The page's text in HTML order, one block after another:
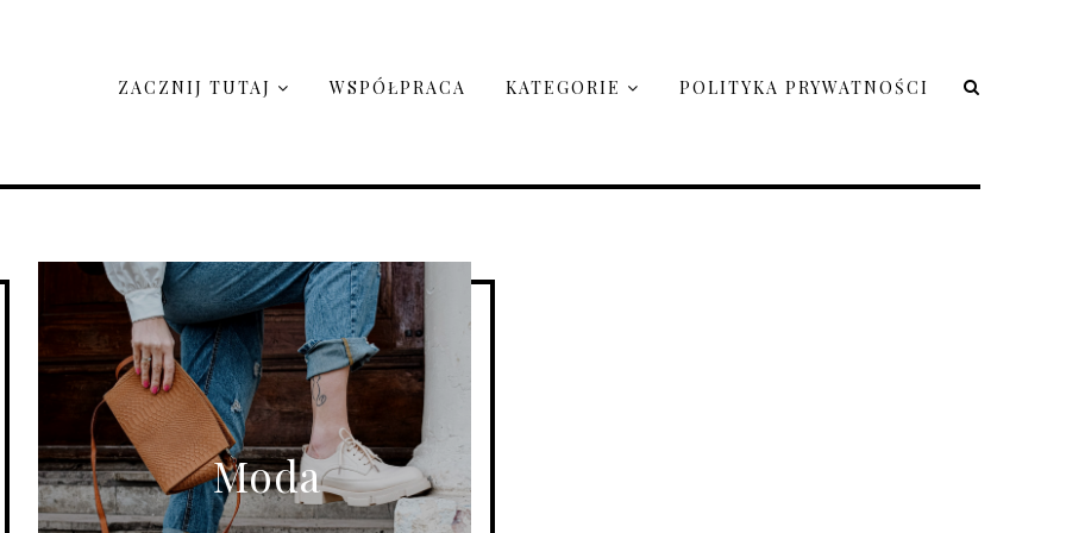
ZACZNIJ TUTAJ WSPÓŁPRACA KATEGORIE POLITYKA PRYWATNOŚCI
Moda